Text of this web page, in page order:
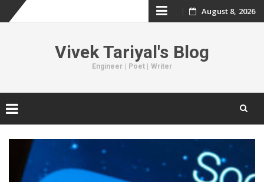
Skip
content
August 8, 2026
Vivek Tariyal's Blog
Engineer | Poet | Writer
content